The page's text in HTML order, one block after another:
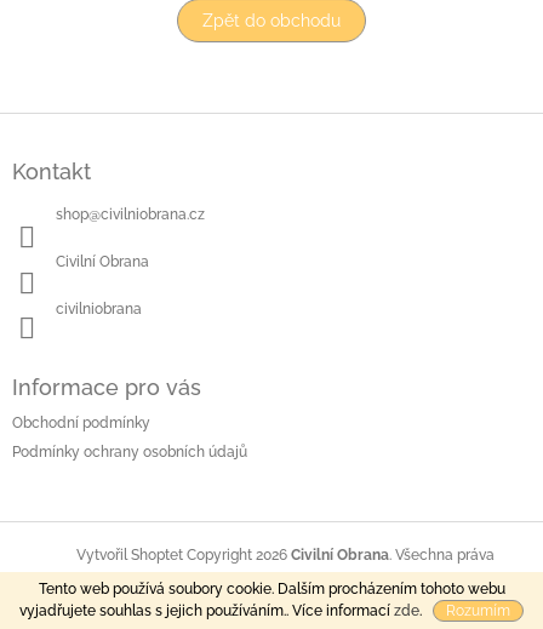
Tento web používá soubory cookie. Dalším procházením tohoto webu
vyjadřujete souhlas s jejich používáním.. Více informací zde. Rozumím
Zpět do obchodu
Kontakt
shop@civilniobrana.cz
Civilní Obrana
civilniobrana
Informace pro vás
Obchodní podmínky
Podmínky ochrany osobních údajů
Vytvořil Shoptet Copyright 2026Civilní Obrana. Všechna práva
vyhrazena.